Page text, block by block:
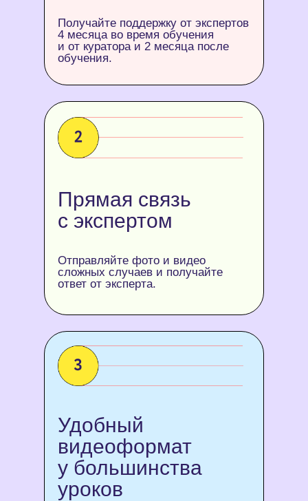
Получайте поддержку от экспертов
4 месяца во время обучения
и от куратора и 2 месяца после
обучения.
Прямая связь
с экспертом
Отправляйте фото и видео
сложных случаев и получайте
ответ от эксперта.
Удобный
видеоформат
у большинства
уроков